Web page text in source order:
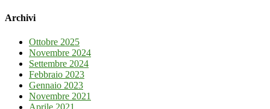
Archivi
Ottobre 2025
Novembre 2024
Settembre 2024
Febbraio 2023
Gennaio 2023
Novembre 2021
Aprile 2021